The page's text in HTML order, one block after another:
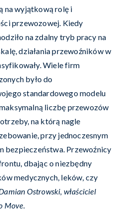
na wyjątkową rolę i
przewozowej. Kiedy
na zdalny tryb pracy na
działania przewoźników w
Wiele firm
było do
standardowego modelu
liczbę przewozów
na którą nagle
przy jednoczesnym
bezpieczeństwa. Przewoźnicy
dbając o niezbędny
medycznych, leków, czy
Ostrowski, właściciel
Move.